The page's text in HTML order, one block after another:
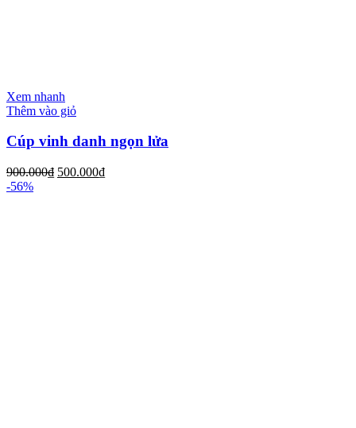
Xem nhanh
Thêm vào giỏ
Cúp vinh danh ngọn lửa
900.000₫ 500.000₫
-56%